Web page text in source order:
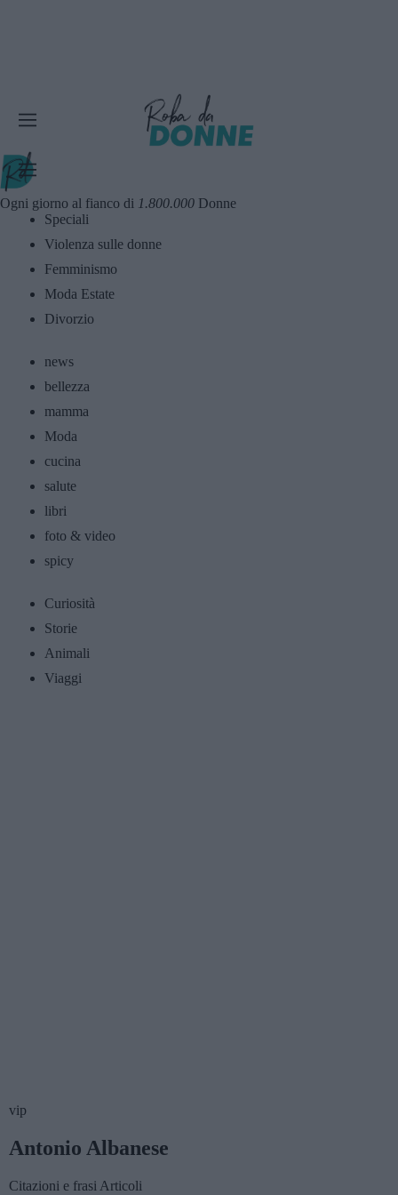
Ogni giorno al fianco di 1.800.000 Donne
Speciali
Violenza sulle donne
Femminismo
Moda Estate
Divorzio
news
bellezza
mamma
Moda
cucina
salute
libri
foto & video
spicy
Curiosità
Storie
Animali
Viaggi
vip
Antonio Albanese
Citazioni e frasi Articoli